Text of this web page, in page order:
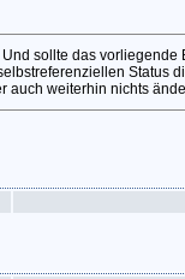
sollte das vorliegende
Status
auch weiterhin nichts